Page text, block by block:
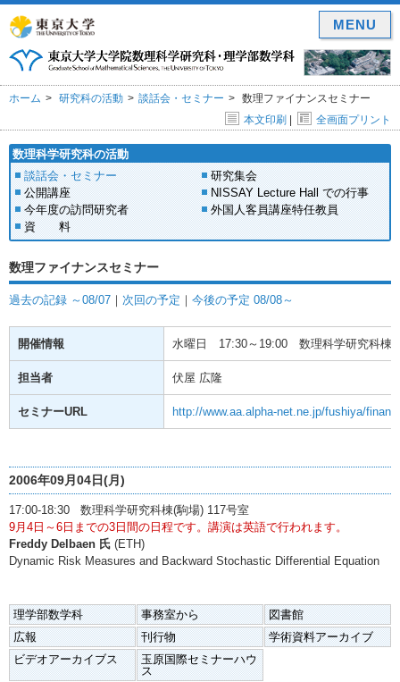
ホーム 研究科の活動 談話会・セミナー
数理ファイナンスセミナー
本文印刷 | 全画面プリント
数理科学研究科の活動
談話会・セミナー
研究集会
公開講座
NISSAY Lecture Hall での行事
今年度の訪問研究者
外国人客員講座特任教員
資 料
数理ファイナンスセミナー
過去の記録 ～08/07 ｜ 次回の予定 ｜ 今後の予定 08/08～
開催情報 水曜日 17:30～19:00 数理科学研究科棟(
担当者 伏屋 広隆
セミナーURL http://www.aa.alpha-net.ne.jp/fushiya/
2006年09月04日(月)
17:00-18:30 数理科学研究科棟(駒場) 117号室
9月4日～6日までの3日間の日程です。講演は英語で行われます。
Freddy Delbaen 氏 (ETH)
Dynamic Risk Measures and Backward Stochastic Differential Equation
理学部数学科 事務室から
図書館
広報
刊行物
学術資料アーカイブ
ビデオアーカイブス
玉原国際セミナーハウ
ス
MENU